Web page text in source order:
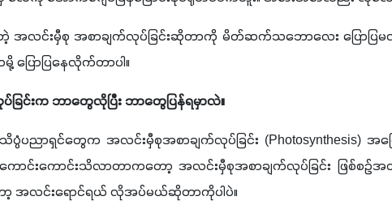
င်းမှီစု အစာချက်လုပ်ခြင်းဆိုတာကို မိတ်ဆက်သဘောလေး ပြောပြ
ပြောပြနေလိုက်တာပါ။
ြင်းက ဘာတွေလိုပြီး ဘာတွေပြန်ရမှာလဲ။
ပ္ပံပညာရှင်တွေက အလင်းမှီစုအစာချက်လုပ်ခြင်း (Photosynthesis) အက
ာင်းကောင်းသိလာတာကတော့ အလင်းမှီစုအစာချက်လုပ်ခြင်း ဖြစ်စဉ်
ာ့ အလင်းရောင်ရယ် လိုအပ်မယ်ဆိုတာကိုပါပဲ။